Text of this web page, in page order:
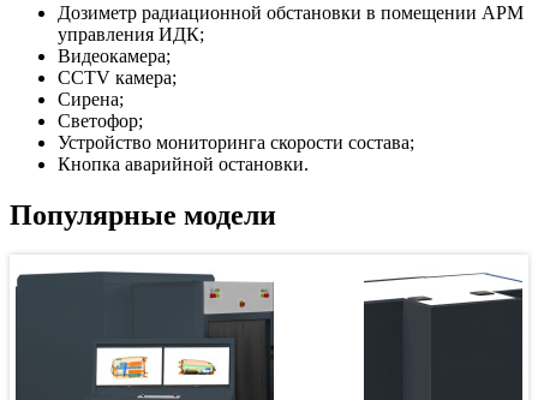
Дозиметр радиационной обстановки в помещении АРМ
управления ИДК;
Видеокамера;
CCTV камера;
Сирена;
Светофор;
Устройство мониторинга скорости состава;
Кнопка аварийной остановки.
Популярные модели